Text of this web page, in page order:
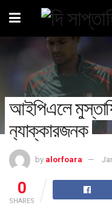
আইপিএলে
ন‍্যাক্কারজনক
by alorfoara
0
SHARES